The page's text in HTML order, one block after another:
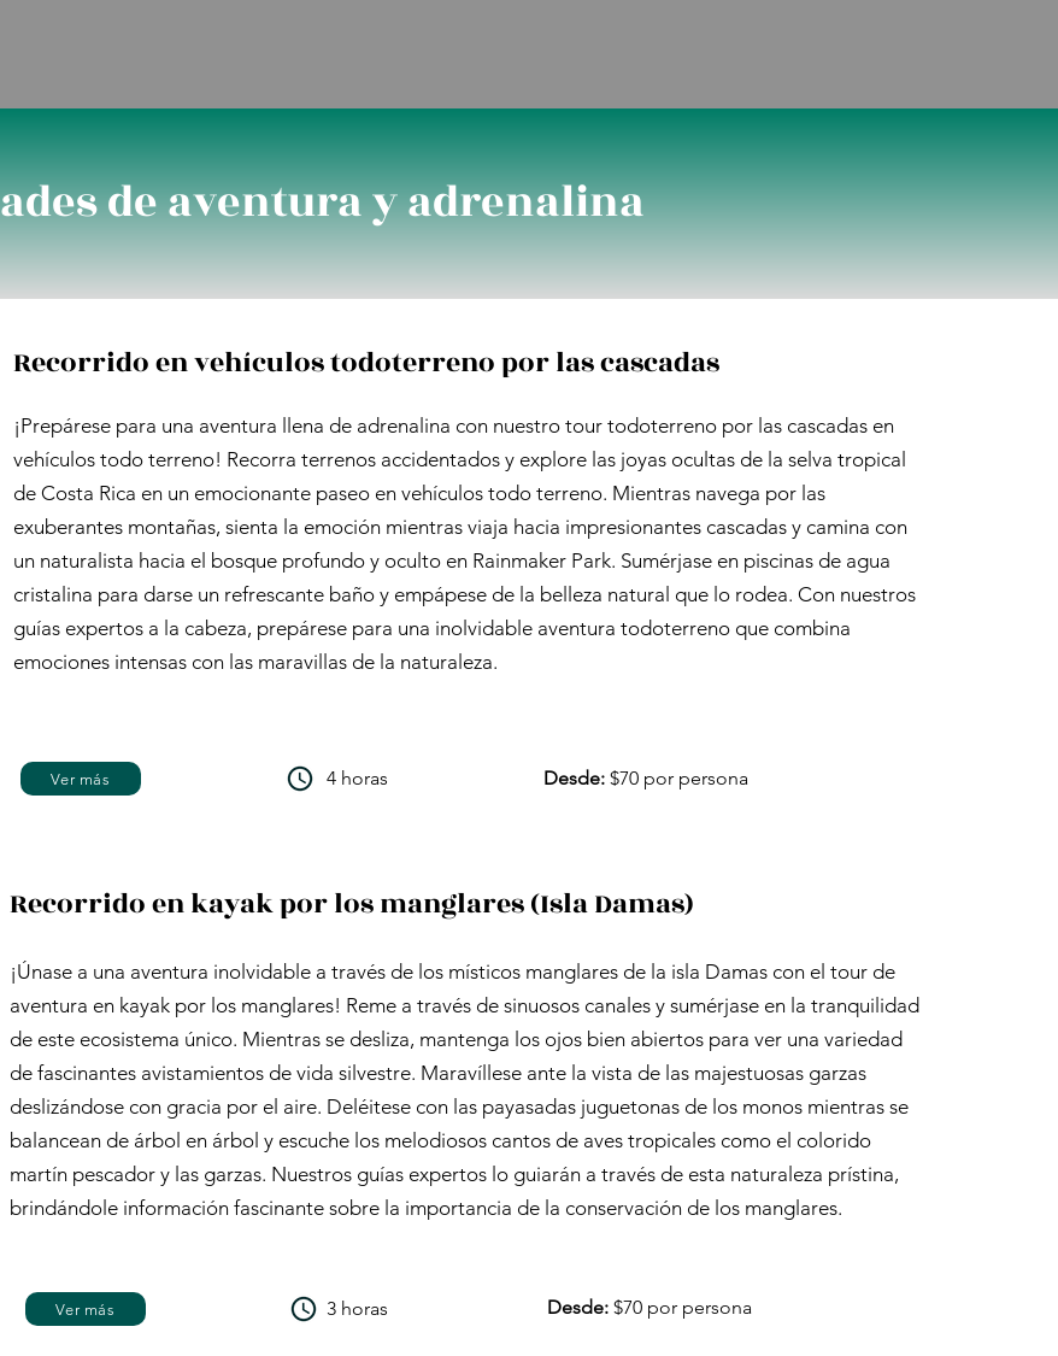
de aventura y adrenalina
Recorrido en vehículos todoterreno por las cascadas
¡Prepárese para una aventura llena de adrenalina con nuestro tour todoterreno por las cascadas en
vehículos todo terreno! Recorra terrenos accidentados y explore las joyas ocultas de la selva tropical
de Costa Rica en un emocionante paseo en vehículos todo terreno. Mientras navega por las
exuberantes montañas, sienta la emoción mientras viaja hacia impresionantes cascadas y camina con
un naturalista hacia el bosque profundo y oculto en Rainmaker Park. Sumérjase en piscinas de agua
cristalina para darse un refrescante baño y empápese de la belleza natural que lo rodea. Con nuestros
guías expertos a la cabeza, prepárese para una inolvidable aventura todoterreno que combina
emociones intensas con las maravillas de la naturaleza.
Ver más 4 horas Desde: $70 por persona
Recorrido en kayak por los manglares (Isla Damas)
¡Únase a una aventura inolvidable a través de los místicos manglares de la isla Damas con el tour de
aventura en kayak por los manglares! Reme a través de sinuosos canales y sumérjase en la tranquilidad
de este ecosistema único. Mientras se desliza, mantenga los ojos bien abiertos para ver una variedad
de fascinantes avistamientos de vida silvestre. Maravíllese ante la vista de las majestuosas garzas
deslizándose con gracia por el aire. Deléitese con las payasadas juguetonas de los monos mientras se
balancean de árbol en árbol y escuche los melodiosos cantos de aves tropicales como el colorido
martín pescador y las garzas. Nuestros guías expertos lo guiarán a través de esta naturaleza prístina,
brindándole información fascinante sobre la importancia de la conservación de los manglares.
Ver más 3 horas Desde: $70 por persona